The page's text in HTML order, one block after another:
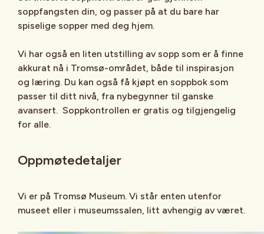
soppfangsten din, og passer på at du bare har
spiselige sopper med deg hjem.
Vi har også en liten utstilling av sopp som er å finne
akkurat nå i Tromsø-området, både til inspirasjon
og læring. Du kan også få kjøpt en soppbok som
passer til ditt nivå, fra nybegynner til ganske
avansert. Soppkontrollen er gratis og tilgjengelig
for alle.
Oppmøtedetaljer
Vi er på Tromsø Museum. Vi står enten utenfor
museet eller i museumssalen, litt avhengig av været.